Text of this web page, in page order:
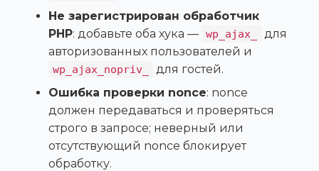
Не зарегистрирован обработчик
PHP: добавьте оба хука — wp_ajax_
для
авторизованных пользователей и
wp_ajax_nopriv_
для гостей.
Ошибка проверки nonce: nonce
должен передаваться и проверяться
строго в запросе; неверный или
отсутствующий nonce блокирует
обработку.